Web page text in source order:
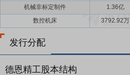
机械非标定制件
1.36亿
数控机床
3792.92万
发行分配
德恩精工股本结构